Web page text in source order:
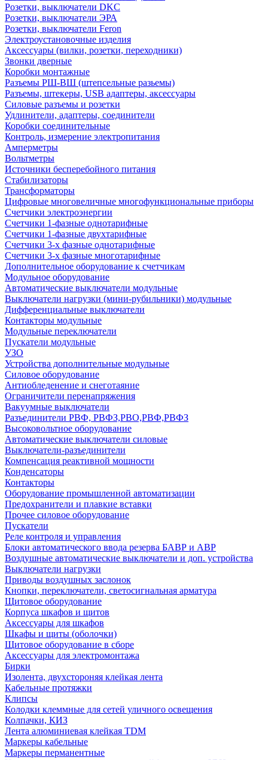
Розетки, выключатели DKC
Розетки, выключатели ЭРА
Розетки, выключатели Feron
Электроустановочные изделия
Аксессуары (вилки, розетки, переходники)
Звонки дверные
Коробки монтажные
Разъемы РШ-ВШ (штепсельные разьемы)
Разъемы, штекеры, USB адаптеры, аксессуары
Силовые разъемы и розетки
Удлинители, адаптеры, соединители
Коробки соединительные
Контроль, измерение электропитания
Амперметры
Вольтметры
Источники бесперебойного питания
Стабилизаторы
Трансформаторы
Цифровые многовеличные многофункциональные приборы
Счетчики электроэнергии
Счетчики 1-фазные однотарифные
Счетчики 1-фазные двухтарифные
Счетчики 3-х фазные однотарифные
Счетчики 3-х фазные многотарифные
Дополнительное оборудование к счетчикам
Модульное оборудование
Автоматические выключатели модульные
Выключатели нагрузки (мини-рубильники) модульные
Дифференциальные выключатели
Контакторы модульные
Модульные переключатели
Пускатели модульные
УЗО
Устройства дополнительные модульные
Силовое оборудование
Антиобледенение и снеготаяние
Ограничители перенапряжения
Вакуумные выключатели
Разъединители РВФ, РВФЗ,РВО,РВФ,РВФЗ
Высоковольтное оборудование
Автоматические выключатели cиловые
Выключатели-разъединители
Компенсация реактивной мощности
Конденсаторы
Контакторы
Оборудование промышленной автоматизации
Предохранители и плавкие вставки
Прочее силовое оборудование
Пускатели
Реле контроля и управления
Блоки автоматического ввода резерва БАВР и АВР
Воздушные автоматические выключатели и доп. устройства
Выключатели нагрузки
Приводы воздушных заслонок
Кнопки, переключатели, светосигнальная арматура
Щитовое оборудование
Корпуса шкафов и щитов
Аксессуары для шкафов
Шкафы и щиты (оболочки)
Щитовое оборудование в сборе
Аксессуары для электромонтажа
Бирки
Изолента, двухстороняя клейкая лента
Кабельные протяжки
Клипсы
Колодки клеммные для сетей уличного освещения
Колпачки, КИЗ
Лента алюминиевая клейкая TDM
Маркеры кабельные
Маркеры перманентные